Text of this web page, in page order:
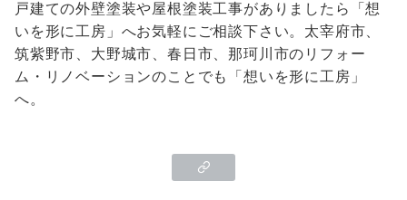
戸建ての外壁塗装や屋根塗装工事がありましたら「想
いを形に工房」へお気軽にご相談下さい。太宰府市、
筑紫野市、大野城市、春日市、那珂川市のリフォー
ム・リノベーションのことでも「想いを形に工房」
へ。